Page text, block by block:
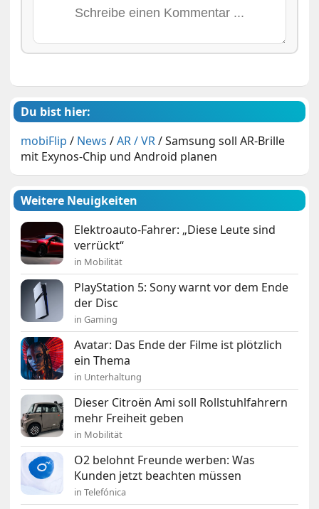
Du bist hier:
mobiFlip / News /AR / VR/Samsung soll AR-Brille
mit Exynos-Chip und Android planen
Weitere Neuigkeiten
Elektroauto-Fahrer: „Diese Leute sind
verrückt“
in Mobilität
PlayStation 5: Sony warnt vor dem Ende
der Disc
in Gaming
Avatar: Das Ende der Filme ist plötzlich
ein Thema
in Unterhaltung
Dieser Citroën Ami soll Rollstuhlfahrern
mehr Freiheit geben
in Mobilität
O2 belohnt Freunde werben: Was
Kunden jetzt beachten müssen
in Telefónica